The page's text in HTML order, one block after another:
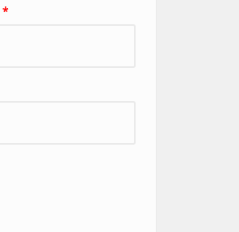
*